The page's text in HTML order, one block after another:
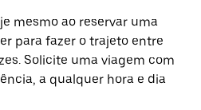
mesmo ao reservar uma
para fazer o trajeto entre
Solicite uma viagem com
a qualquer hora e dia